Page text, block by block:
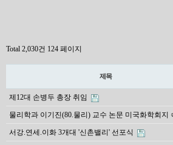
Total 2,030건 124 페이지
제목
제12대 손병두 총장 취임
물리학과 이기진(80.물리) 교수 논문 미국화학회지
서강.연세.이화 3개대 '신촌밸리' 선포식